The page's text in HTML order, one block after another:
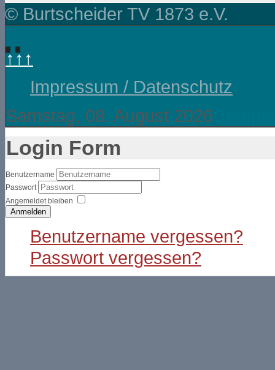
© Burtscheider TV 1873 e.V.
↑↑↑
Impressum / Datenschutz
Samstag, 08. August 2026
Login Form
Benutzername
Passwort
Angemeldet bleiben
Anmelden
Benutzername vergessen?
Passwort vergessen?